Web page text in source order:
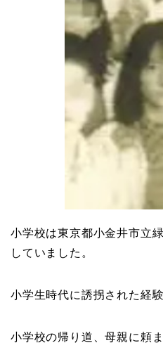
小学校は東京都小金井市立
していました。
小学生時代に誘拐された経
小学校の帰り道、母親に頼